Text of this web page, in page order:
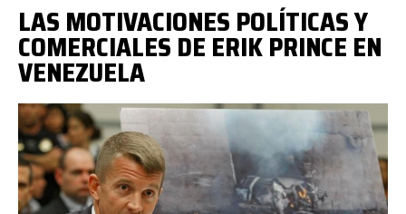
search
Erik
Prince.jpg
LAS MOTIVACIONES POLÍTICAS Y
COMERCIALES DE ERIK PRINCE EN
VENEZUELA